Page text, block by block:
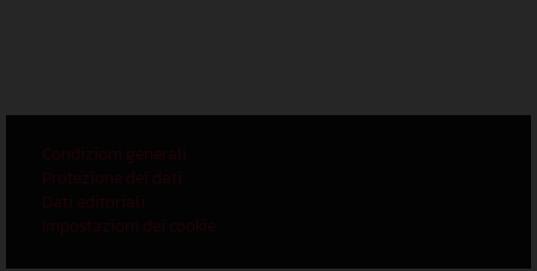
Condizioni generali
Protezione dei dati
Dati editoriali
Impostazioni dei cookie